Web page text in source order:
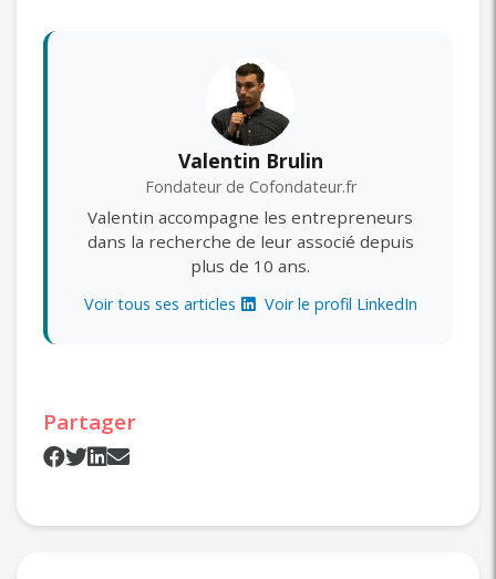
Valentin Brulin
Fondateur de Cofondateur.fr
Valentin accompagne les entrepreneurs
dans la recherche de leur associé depuis
plus de 10 ans.
Voir tous ses articles Voir le profil LinkedIn
Partager